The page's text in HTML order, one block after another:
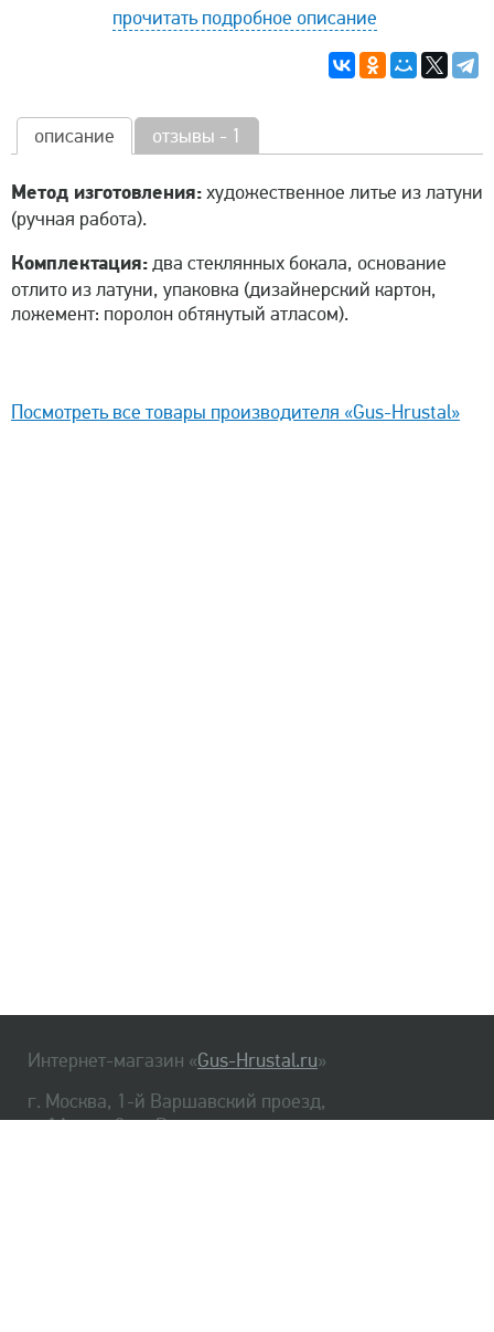
прочитать подробное описание
описание отзывы - 1
Метод изготовления:художественное литье из латуни
(ручная работа).
Комплектация:два стеклянных бокала, основание
отлито из латуни, упаковка (дизайнерский картон,
ложемент: поролон обтянутый атласом).
Посмотреть все товары производителя «Gus-Hrustal»
Интернет-магазин «Gus-Hrustal.ru»
г. Москва, 1-й Варшавский проезд,
д. 1А, стр. 3, м. Варшавская